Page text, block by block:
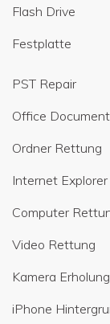
Flash Drive
Festplatte
PST Repair
Office
Ordner Rettung
Internet Explorer
Computer
Video Rettung
Kamera Erholung
iPhone